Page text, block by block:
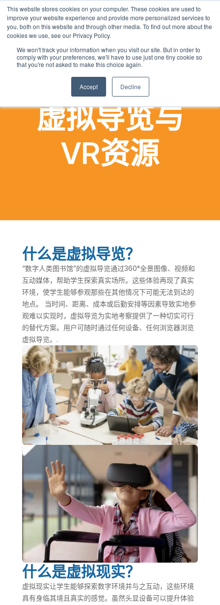
This website stores cookies on your computer. These cookies are used to
improve your website experience and provide more personalized services to
you, both on this website and through other media. To find out more about the
cookies we use, see our Privacy Policy.
We won't track your information when you visit our site. But in order to
comply with your preferences, we'll have to use just one tiny cookie so
that you're not asked to make this choice again.
Accept Decline
虚拟导览与
VR资源
什么是虚拟导览？
“数字人类图书馆”的虚拟导览通过360°全景图像、视频和
互动媒体，帮助学生探索真实场所。这些体验再现了真实
环境，使学生能够参观那些在其他情况下可能无法到达的
地点。 当时间、距离、成本或后勤安排等因素导致实地参
观难以实现时，虚拟导览为实地考察提供了一种切实可行
的替代方案。用户可随时通过任何设备、任何浏览器浏览
虚拟导览。.
什么是虚拟现实？
虚拟现实让学生能够探索数字环境并与之互动，这些环境
具有身临其境且真实的感觉。虽然头显设备可以提升体验
Chinese
English
Spanish
Hindi
Tagalog
Cantonese
Italian